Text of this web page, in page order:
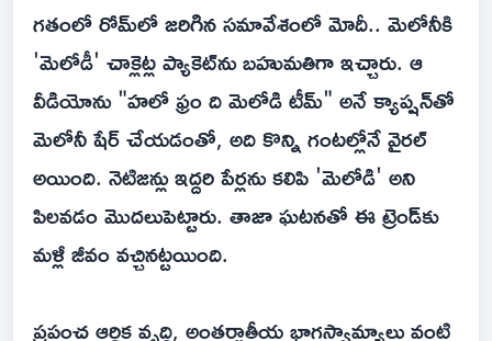
గతంలో రోమ్‌లో జరిగిన సమావేశంలో మోదీ.. మెలోనీకి
'మెలోడీ' చాక్లెట్ల ప్యాకెట్‌ను బహుమతిగా ఇచ్చారు. ఆ
వీడియోను "హలో ఫ్రం ది మెలోడి టీమ్" అనే క్యాప్షన్‌తో
మెలోనీ షేర్ చేయడంతో, అది కొన్ని గంటల్లోనే వైరల్
అయింది. నెటిజన్లు ఇద్దరి పేర్లను కలిపి 'మెలోడి' అని
పిలవడం మొదలుపెట్టారు. తాజా ఘటనతో ఈ ట్రెండ్‌కు
మళ్లీ జీవం వచ్చినట్టయింది.
ప్రపంచ ఆర్థిక వృద్ధి, అంతర్జాతీయ భాగస్వామ్యాలు వంటి